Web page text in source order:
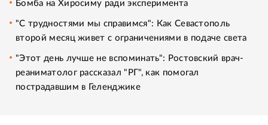
Бомба на Хиросиму ради эксперимента
"С трудностями мы справимся": Как Севастополь
второй месяц живет с ограничениями в подаче света
"Этот день лучше не вспоминать": Ростовский врач-
реаниматолог рассказал "РГ", как помогал
пострадавшим в Геленджике